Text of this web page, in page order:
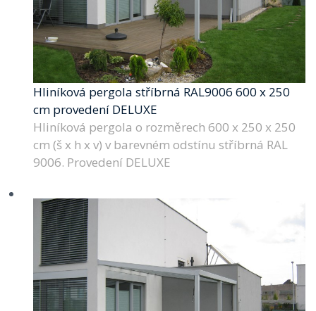
Hliníková pergola stříbrná RAL9006 600 x 250
cm provedení DELUXE
Hliníková pergola o rozměrech 600 x 250 x 250
cm (š x h x v) v barevném odstínu stříbrná RAL
9006. Provedení DELUXE